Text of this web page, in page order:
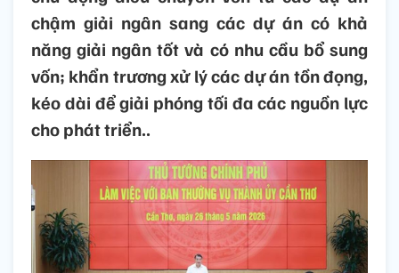
chậm giải ngân sang các dự án có khả
năng giải ngân tốt và có nhu cầu bổ sung
vốn; khẩn trương xử lý các dự án tồn đọng,
kéo dài để giải phóng tối đa các nguồn lực
cho phát triển..